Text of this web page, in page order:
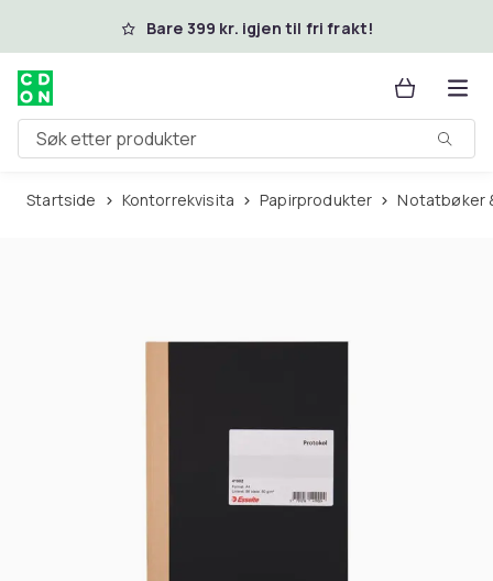
Hopp til hovedinnholdBare 399 kr. igjen til fri frakt!
Søk etter produkter
Startside Kontorrekvisita Papirprodukter